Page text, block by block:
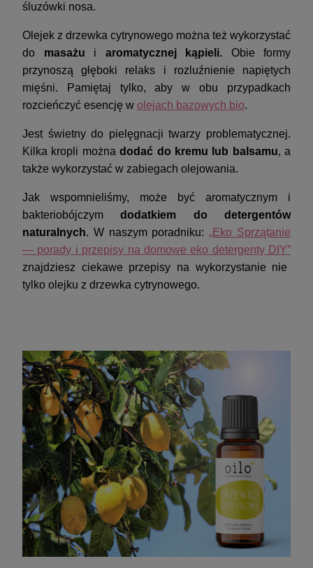
śluzówki nosa.
Olejek z drzewka cytrynowego można też wykorzystać
do masażu i aromatycznej kąpieli. Obie formy
przynoszą głęboki relaks i rozluźnienie napiętych
mięśni. Pamiętaj tylko, aby w obu przypadkach
rozcieńczyć esencję w olejach bazowych bio.
Jest świetny do pielęgnacji twarzy problematycznej.
Kilka kropli można dodać do kremu lub balsamu, a
także wykorzystać w zabiegach olejowania.
Jak wspomnieliśmy, może być aromatycznym i
bakteriobójczymdodatkiem do detergentów
naturalnych. W naszym poradniku:„Eko Sprzątanie
— porady i przepisy na domowe eko detergenty DIY”
znajdziesz ciekawe przepisy na wykorzystanie nie
tylko olejku z drzewka cytrynowego.